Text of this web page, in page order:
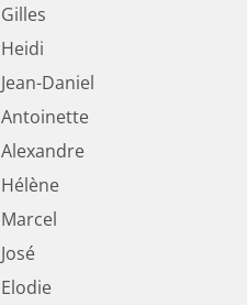
Gilles
Heidi
Jean-Daniel
Antoinette
Alexandre
Hélène
Marcel
José
Elodie